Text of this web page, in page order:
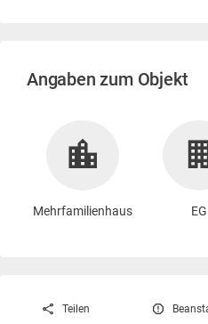
Angaben zum Objekt
Mehrfamilienhaus EG
Teilen